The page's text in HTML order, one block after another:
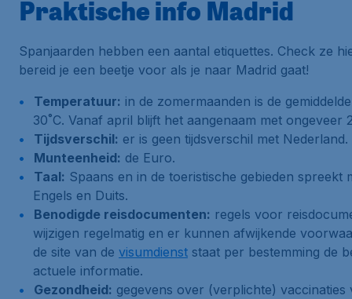
Praktische info Madrid
Spanjaarden hebben een aantal etiquettes. Check ze
bereid je een beetje voor als je naar Madrid gaat!
Temperatuur: in de zomermaanden is de
30˚C. Vanaf april blijft het aangenaam met ongeveer
Tijdsverschil: er is geen tijdsverschil met Nederland.
Munteenheid: de Euro.
Taal: Spaans en in de toeristische gebieden spreekt
Engels en Duits.
Benodigde reisdocumenten: regels voor
wijzigen regelmatig en er kunnen afwijkende
de site van de visumdienst staat per bestemming de
actuele informatie.
Gezondheid: gegevens over (verplichte) vaccinaties